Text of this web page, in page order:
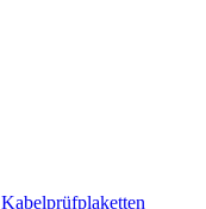
Kabelprüfplaketten